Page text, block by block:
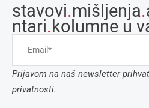
stavovi.mišljenja.
ntari.kolumne u
Prijavom na naš newsletter
privatnosti.